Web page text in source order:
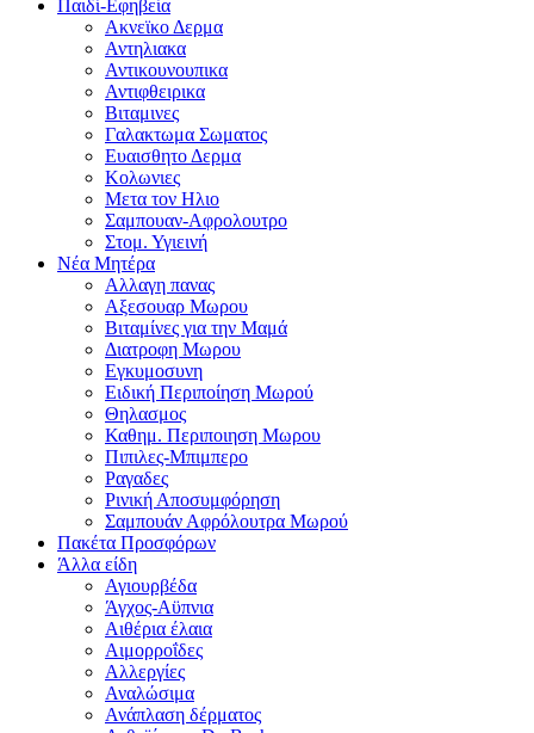
Παιδί-Εφηβεία
Ακνεϊκο Δερμα
Αντηλιακα
Αντικουνουπικα
Αντιφθειρικα
Βιταμινες
Γαλακτωμα Σωματος
Ευαισθητο Δερμα
Κολωνιες
Μετα τον Ηλιο
Σαμπουαν-Αφρολουτρο
Στομ. Υγιεινή
Νέα Μητέρα
Αλλαγη πανας
Αξεσουαρ Μωρου
Βιταμίνες για την Μαμά
Διατροφη Μωρου
Εγκυμοσυνη
Ειδική Περιποίηση Μωρού
Θηλασμος
Καθημ. Περιποιηση Μωρου
Πιπιλες-Μπιμπερο
Ραγαδες
Ρινική Αποσυμφόρηση
Σαμπουάν Αφρόλουτρα Μωρού
Πακέτα Προσφόρων
Άλλα είδη
Αγιουρβέδα
Άγχος-Αϋπνια
Αιθέρια έλαια
Αιμορροΐδες
Αλλεργίες
Αναλώσιμα
Ανάπλαση δέρματος